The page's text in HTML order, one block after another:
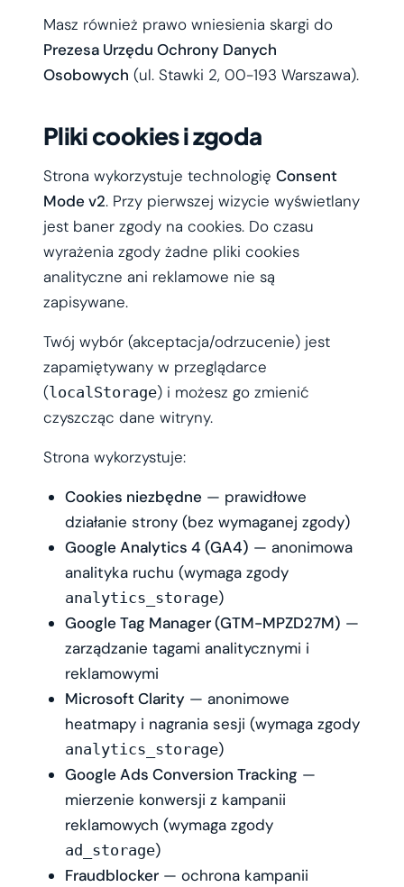
Masz również prawo wniesienia skargi do
Prezesa Urzędu Ochrony Danych
Osobowych (ul. Stawki 2, 00-193 Warszawa).
Pliki cookies i zgoda
Strona wykorzystuje technologię Consent
Mode v2. Przy pierwszej wizycie wyświetlany
jest baner zgody na cookies. Do czasu
wyrażenia zgody żadne pliki cookies
analityczne ani reklamowe nie są
zapisywane.
Twój wybór (akceptacja/odrzucenie) jest
zapamiętywany w przeglądarce
(localStorage) i możesz go zmienić
czyszcząc dane witryny.
Strona wykorzystuje:
Cookies niezbędne — prawidłowe
działanie strony (bez wymaganej zgody)
Google Analytics 4 (GA4) — anonimowa
analityka ruchu (wymaga zgody
analytics_storage)
Google Tag Manager (GTM-MPZD27M) —
zarządzanie tagami analitycznymi i
reklamowymi
Microsoft Clarity — anonimowe
heatmapy i nagrania sesji (wymaga zgody
analytics_storage)
Google Ads Conversion Tracking —
mierzenie konwersji z kampanii
reklamowych (wymaga zgody
ad_storage)
Fraudblocker — ochrona kampanii